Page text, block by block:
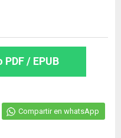
/ EPUB
Compartir en whatsApp